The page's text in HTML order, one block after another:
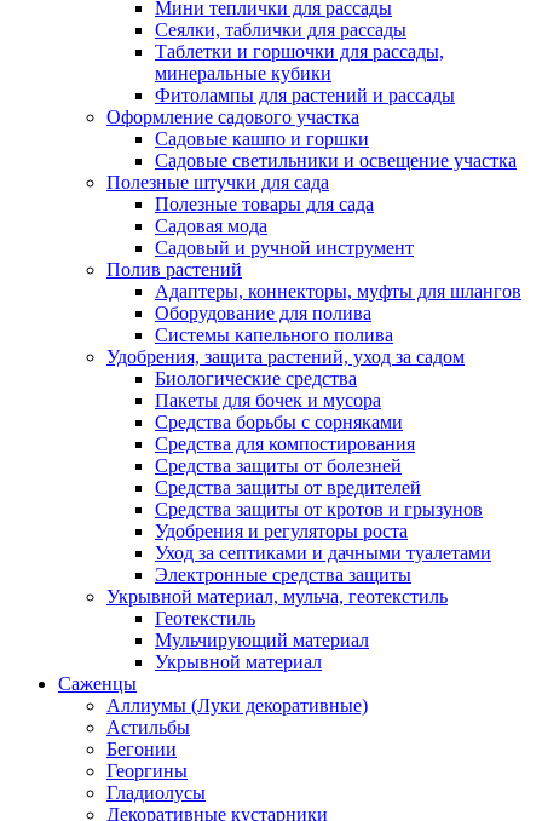
Мини теплички для рассады
Сеялки, таблички для рассады
Таблетки и горшочки для рассады,
минеральные кубики
Фитолампы для растений и рассады
Оформление садового участка
Садовые кашпо и горшки
Садовые светильники и освещение участка
Полезные штучки для сада
Полезные товары для сада
Садовая мода
Садовый и ручной инструмент
Полив растений
Адаптеры, коннекторы, муфты для шлангов
Оборудование для полива
Системы капельного полива
Удобрения, защита растений, уход за садом
Биологические средства
Пакеты для бочек и мусора
Средства борьбы с сорняками
Средства для компостирования
Средства защиты от болезней
Средства защиты от вредителей
Средства защиты от кротов и грызунов
Удобрения и регуляторы роста
Уход за септиками и дачными туалетами
Электронные средства защиты
Укрывной материал, мульча, геотекстиль
Геотекстиль
Мульчирующий материал
Укрывной материал
Саженцы
Аллиумы (Луки декоративные)
Астильбы
Бегонии
Георгины
Гладиолусы
Декоративные кустарники